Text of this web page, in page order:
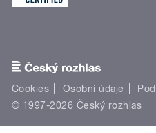
Cookies Osobní údaje
© 1997-2026 Český rozhlas